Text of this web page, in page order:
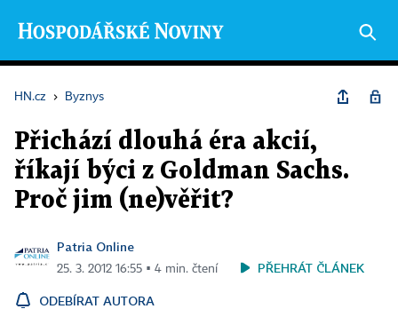
HN.cz › Byznys
Přichází dlouhá éra akcií,
říkají býci z Goldman Sachs.
Proč jim (ne)věřit?
Patria Online
25. 3. 2012 16:55 ▪ 4 min. čtení PŘEHRÁT ČLÁNEK
ODEBÍRAT AUTORA